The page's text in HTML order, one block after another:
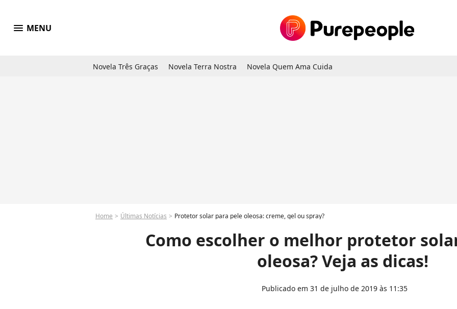
menu MENU
Novela Três Graças Novela Terra Nostra Novela Quem Ama Cuida
Home Últimas Notícias Protetor solar para pele oleosa: creme, gel ou spray?
Como escolher o melhor protetor
oleosa? Veja as dicas!
Publicado em 31 de julho de 2019 às 11:35